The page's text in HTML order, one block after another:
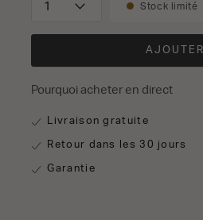
Stock limité
Pourquoi acheter en direct
Livraison gratuite
Retour dans les 30 jours
Garantie